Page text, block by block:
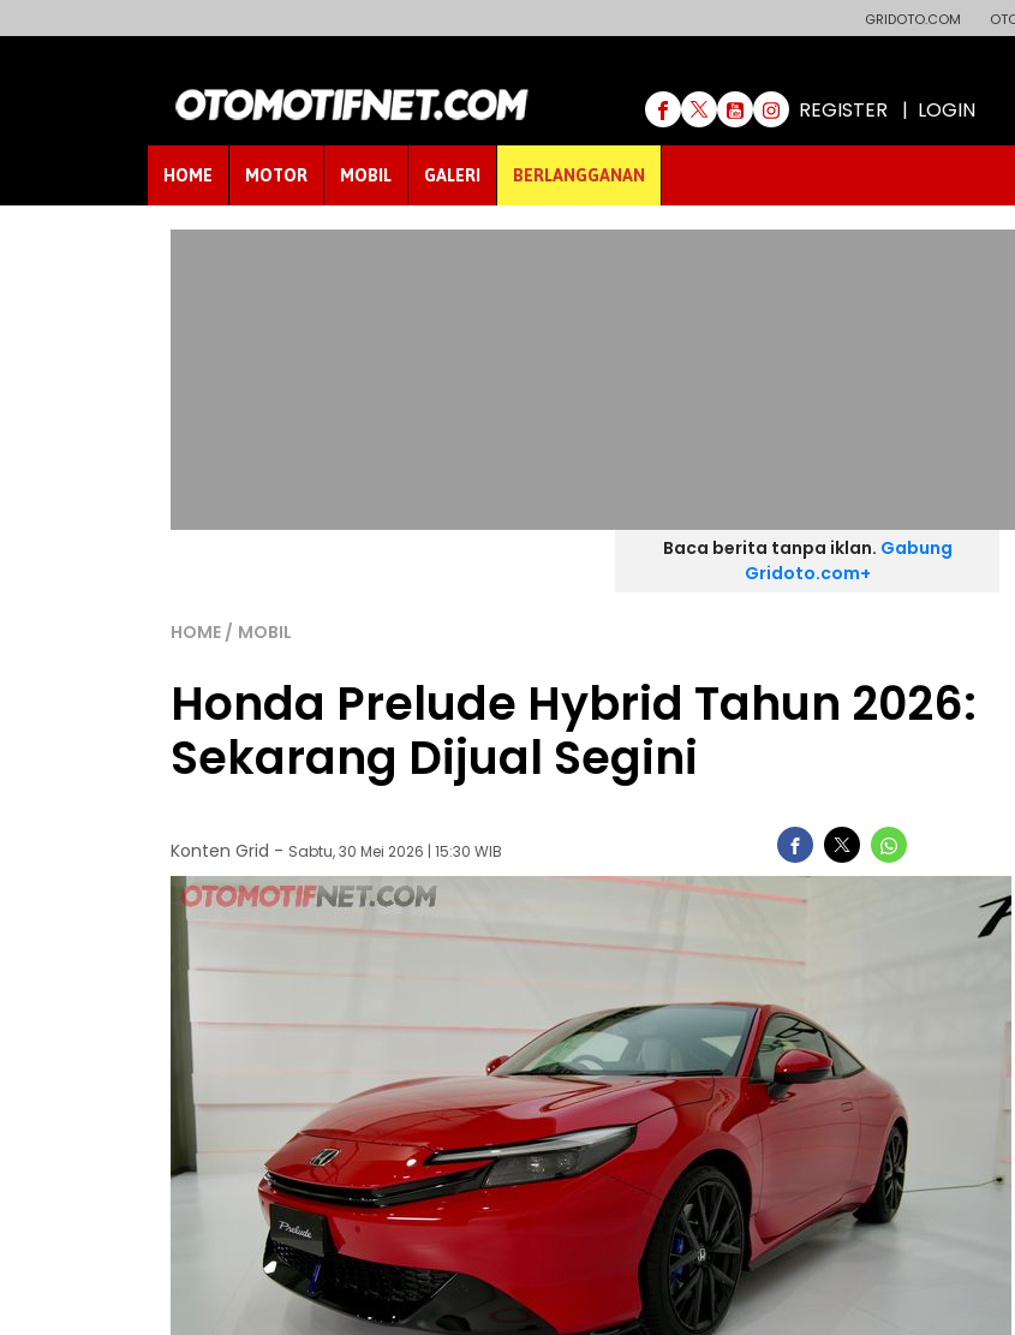
GRIDOTO.COM
REGISTER | LOGIN
HOME MOTOR MOBIL GALERI BERLANGGANAN
Baca berita tanpa iklan. Gabung
Gridoto.com+
HOME MOBIL
Honda Prelude Hybrid Tahun 2026:
Sekarang Dijual Segini
Konten Grid - Sabtu, 30 Mei 2026 | 15:30 WIB